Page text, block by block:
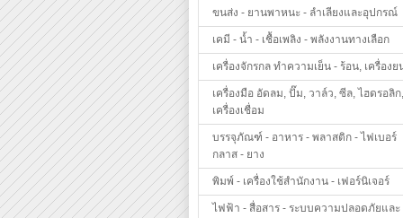
ขนส่ง - ยานพาหนะ - ลำเลียงและอุปกรณ์
เคมี - น้ำ - เชื้อเพลิง - พลังงานทางเลือก
เครื่องจักรกล ทำความเย็น - ร้อน, เครื่องย
เครื่องมือ อัดลม, ปั๊ม, วาล์ว, ซีล, ไฮดรอลิก,
เครื่องเชื่อม
บรรจุภัณฑ์ - อาหาร - พลาสติก - ไฟเบอร์
กลาส - ยาง
พิมพ์ - เครื่องใช้สำนักงาน - เฟอร์นิเจอร์
ไฟฟ้า - สื่อสาร - ระบบความปลอดภัยและ